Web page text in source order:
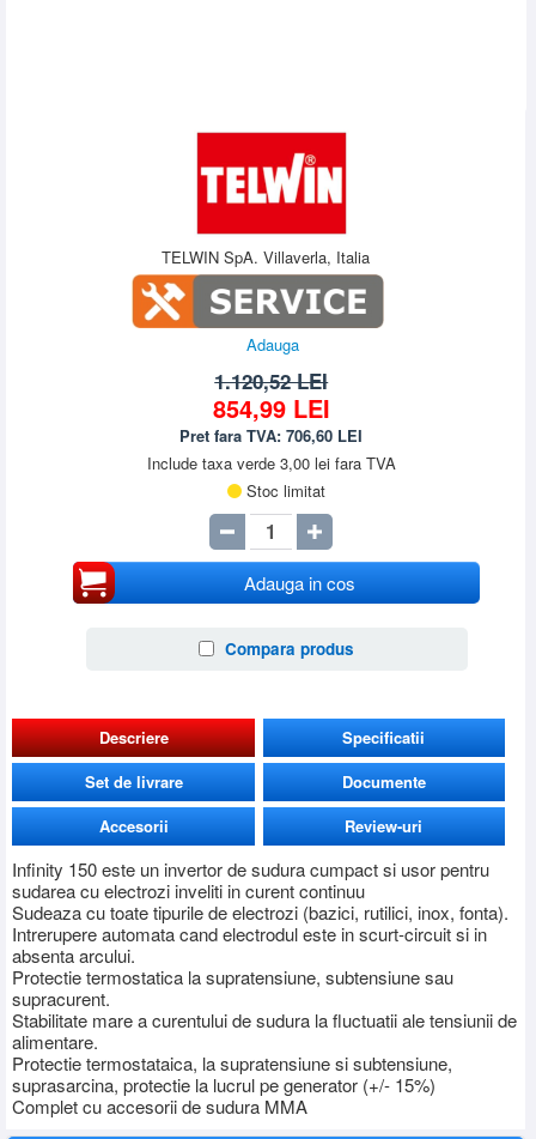
TELWIN SpA. Villaverla, Italia
Adauga
1.120,52 LEI
854,99 LEI
Pret fara TVA:706,60 LEI
Include taxa verde 3,00 lei fara TVA
Stoc limitat
Adauga in cos
Compara produs
Descriere
Infinity 150 este un invertor de sudura cumpact si usor pentru
sudarea cu electrozi inveliti in curent continuu
Sudeaza cu toate tipurile de electrozi (bazici, rutilici, inox, fonta).
Intrerupere automata cand electrodul este in scurt-circuit si in
absenta arcului.
Protectie termostatica la supratensiune, subtensiune sau
supracurent.
Stabilitate mare a curentului de sudura la fluctuatii ale tensiunii de
alimentare.
Protectie termostataica, la supratensiune si subtensiune,
suprasarcina, protectie la lucrul pe generator (+/- 15%)
Complet cu accesorii de sudura MMA
Specificatii
Set de livrare
Documente
Accesorii
Review-uri